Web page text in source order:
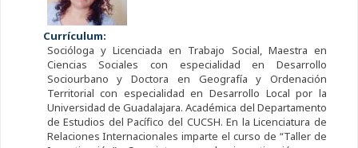
Currículum:
Socióloga y Licenciada en Trabajo Social, Maestra en
Ciencias Sociales con especialidad en Desarrollo
Sociourbano y Doctora en Geografía y Ordenación
Territorial con especialidad en Desarrollo Local por la
Universidad de Guadalajara. Académica del Departamento
de Estudios del Pacífico del CUCSH. En la Licenciatura de
Relaciones Internacionales imparte el curso de “Taller de